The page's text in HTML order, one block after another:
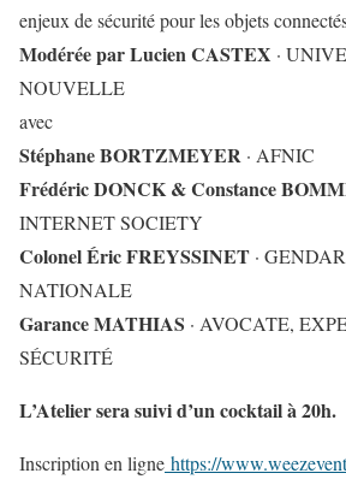
enjeux de sécurité pour les objets
Modérée par Lucien CASTEX ·
NOUVELLE
avec
Stéphane BORTZMEYER · AFNIC
Frédéric DONCK & Constance
INTERNET SOCIETY
Colonel Éric FREYSSINET ·
NATIONALE
Garance MATHIAS · AVOCATE,
SÉCURITÉ
L’Atelier sera suivi d’un cocktail à 20h.
Inscription en ligne https://